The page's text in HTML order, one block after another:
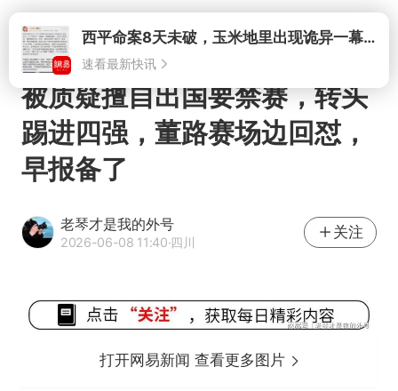
打开西平命案8天未破，玉米地里出现诡异一幕，我突然想起了欧金中
速看最新快讯
被质疑擅自出国要禁赛，转头
踢进四强，董路赛场边回怼，
早报备了
老琴才是我的外号
2026-06-08 11:40·四川
关注
打开网易新闻 查看更多图片